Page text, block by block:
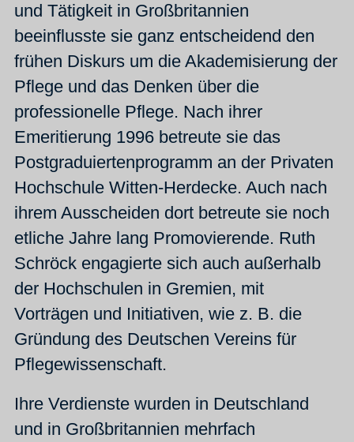
und Tätigkeit in Großbritannien
beeinflusste sie ganz entscheidend den
frühen Diskurs um die Akademisierung der
Pflege und das Denken über die
professionelle Pflege. Nach ihrer
Emeritierung 1996 betreute sie das
Postgraduiertenprogramm an der Privaten
Hochschule Witten-Herdecke. Auch nach
ihrem Ausscheiden dort betreute sie noch
etliche Jahre lang Promovierende. Ruth
Schröck engagierte sich auch außerhalb
der Hochschulen in Gremien, mit
Vorträgen und Initiativen, wie z. B. die
Gründung des Deutschen Vereins für
Pflegewissenschaft.
Ihre Verdienste wurden in Deutschland
und in Großbritannien mehrfach